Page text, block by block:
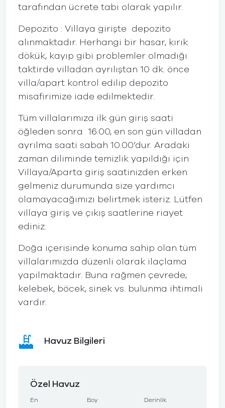
tarafından ücrete tabi olarak yapılır.
Depozito : Villaya girişte depozito
alınmaktadır. Herhangi bir hasar, kırık
dökük, kayıp gibi problemler olmadığı
taktirde villadan ayrılıştan 10 dk. önce
villa/apart kontrol edilip depozito
misafirimize iade edilmektedir.
Tüm villalarımıza ilk gün giriş saati
öğleden sonra 16.00, en son gün villadan
ayrılma saati sabah 10.00’dur. Aradaki
zaman diliminde temizlik yapıldığı için
Villaya/Aparta giriş saatinizden erken
gelmeniz durumunda size yardımcı
olamayacağımızı belirtmek isteriz. Lütfen
villaya giriş ve çıkış saatlerine riayet
ediniz.
Doğa içerisinde konuma sahip olan tüm
villalarımızda düzenli olarak ilaçlama
yapılmaktadır. Buna rağmen çevrede;
kelebek, böcek, sinek vs. bulunma ihtimali
vardır.
Havuz Bilgileri
Özel Havuz
En Boy Derinlik